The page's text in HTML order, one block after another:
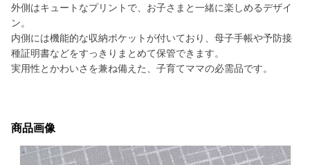
外側はキュートなプリントで、お子さまと一緒に楽しめるデザイ
ン。
内側には機能的な収納ポケットが付いており、母子手帳や予防接
種証明書などをすっきりまとめて保管できます。
実用性とかわいさを兼ね備えた、子育てママの必需品です。
商品画像